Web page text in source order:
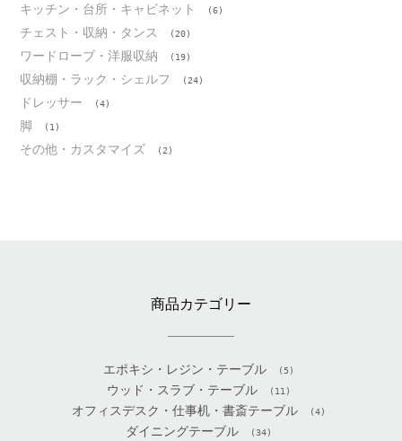
キッチン・台所・キャビネット (6)
チェスト・収納・タンス (20)
ワードローブ・洋服収納 (19)
収納棚・ラック・シェルフ (24)
ドレッサー (4)
脚 (1)
その他・カスタマイズ (2)
商品カテゴリー
エポキシ・レジン・テーブル (5)
ウッド・スラブ・テーブル (11)
オフィスデスク・仕事机・書斎テーブル (4)
ダイニングテーブル (34)